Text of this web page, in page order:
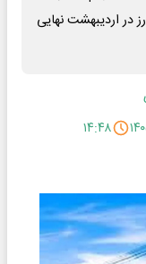
در اردیبهشت نهایی
۱۴:۴۸